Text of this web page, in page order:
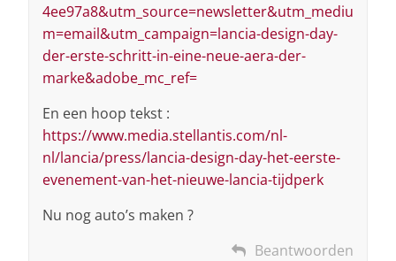
4ee97a8&utm_source=newsletter&utm_mediu
m=email&utm_campaign=lancia-design-day-
der-erste-schritt-in-eine-neue-aera-der-
marke&adobe_mc_ref=
En een hoop tekst :
https://www.media.stellantis.com/nl-
nl/lancia/press/lancia-design-day-het-eerste-
evenement-van-het-nieuwe-lancia-tijdperk
Nu nog auto’s maken ?
Beantwoorden